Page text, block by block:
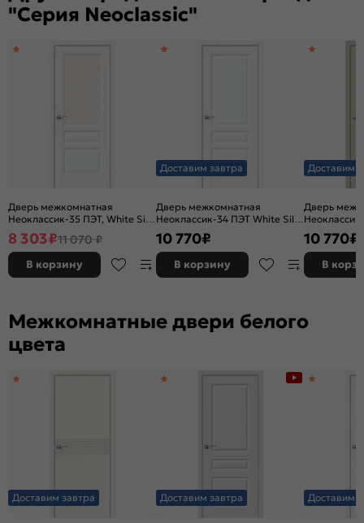
"Серия Neoclassic"
Дверь межкомнатная
Неоклассик-35 ПЭТ, White Silk,
остекленная, white сrystal,
царговая
8 303₽11 070 ₽
В корзину
Доставим завтра
Дверь межкомнатная
Неоклассик-34 ПЭТ White Silk,
глухая, без кромки, царговая
10 770₽
В корзину
Доставим
Дверь
Silk,
царговая
10 770₽
В
Межкомнатные двери белого
цвета
Доставим завтра Доставим завтра Доставим